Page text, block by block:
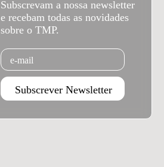
Subscrevam a nossa newsletter
e recebam todas as novidades
sobre o TMP.
Email
Subscrever Newsletter